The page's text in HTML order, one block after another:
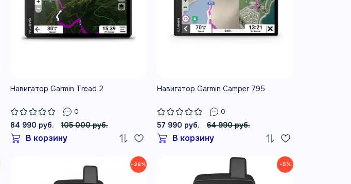
Навигатор Garmin Tread 2
0
84 990 руб. 105 000 руб.
В корзину
Навигатор Garmin Camper 795
0
57 990 руб. 64 990 руб.
В корзину
−26% −5%